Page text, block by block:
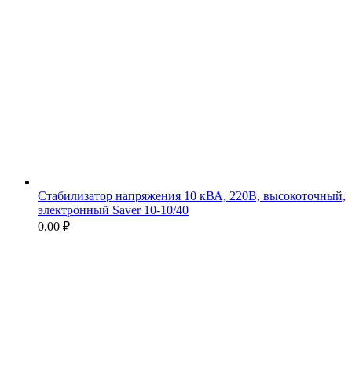
Стабилизатор напряжения 10 кВА, 220В, высокоточный,
электронный Saver 10-10/40
0,00 ₽